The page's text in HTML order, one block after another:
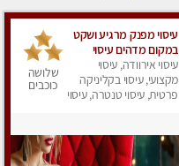
עיסוי מפנק מרגיע ושקט
במקום מדהים עיסוי
מושקע מאוד לכל שרירי
הגוף...מומלץ!! פרטי !!+
לזוגות
עיסוי אירוודה, עיסוי
מקצועי, עיסוי בקליניקה
פרטית, עיסוי טנטרה, עיסוי
שלושה
כוכבים